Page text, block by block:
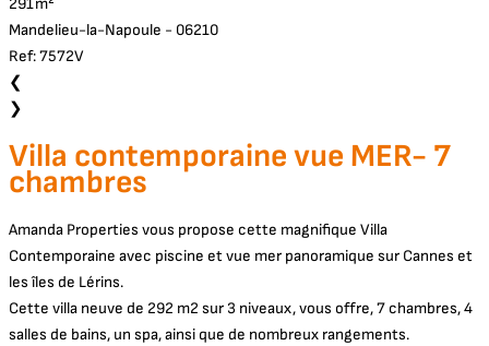
291m²
Mandelieu-la-Napoule - 06210
Ref: 7572V
❮
❯
Villa contemporaine vue MER- 7
chambres
Amanda Properties vous propose cette magnifique Villa
Contemporaine avec piscine et vue mer panoramique sur Cannes et
les îles de Lérins.
Cette villa neuve de 292 m2 sur 3 niveaux, vous offre, 7 chambres, 4
salles de bains, un spa, ainsi que de nombreux rangements.